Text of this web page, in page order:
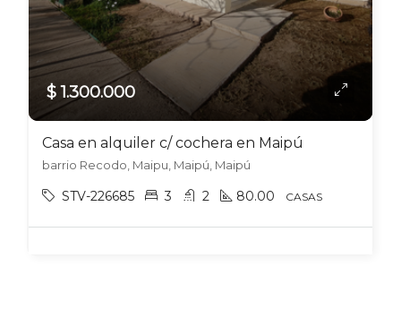
$ 1.300.000
Casa en alquiler c/ cochera en Maipú
barrio Recodo, Maipu, Maipú, Maipú
STV-226685 3 2 80.00 CASAS